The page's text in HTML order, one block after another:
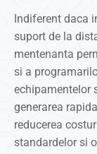
Indiferent daca
suport de la
mentenanta
si a
echipamentelor
generarea
reducerea
standardelor si